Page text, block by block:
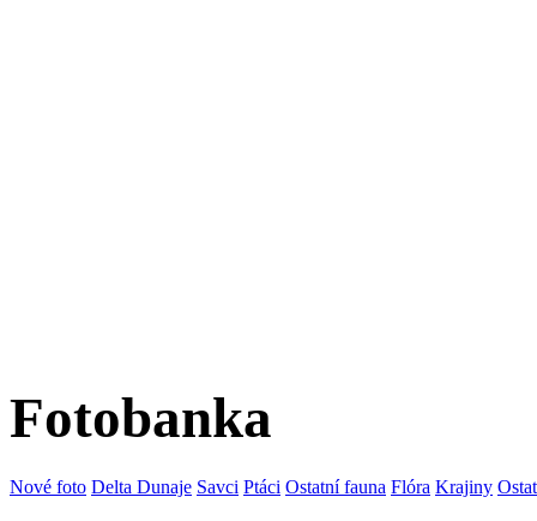
Fotobanka
Nové foto Delta Dunaje Savci Ptáci Ostatní fauna Flóra Krajiny